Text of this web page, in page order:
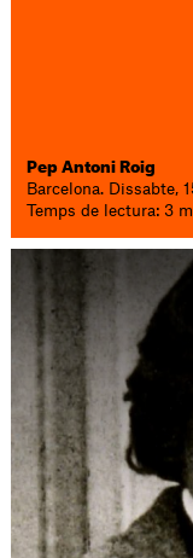
Pep Antoni Roig
Barcelona. Dissabte,
Temps de lectura: 3